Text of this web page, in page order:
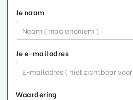
Je naam
Je e-mailadres
Waardering